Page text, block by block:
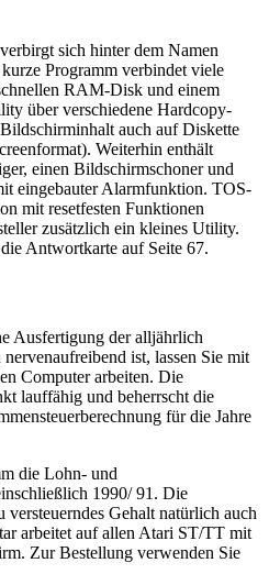
sich hinter dem Namen
Programm verbindet viele
RAM-Disk und einem
über verschiedene Hardcopy-
auch auf Diskette
Weiterhin enthält
einen Bildschirmschoner und
eingebauter Alarmfunktion. TOS-
mit resetfesten Funktionen
zusätzlich ein kleines Utility.
Antwortkarte auf Seite 67.
Ausfertigung der alljährlich
ist, lassen Sie mit
Computer arbeiten. Die
lauffähig und beherrscht die
für die Jahre
die Lohn- und
1990/ 91. Die
Gehalt natürlich auch
arbeitet auf allen Atari ST/TT mit
Zur Bestellung verwenden Sie